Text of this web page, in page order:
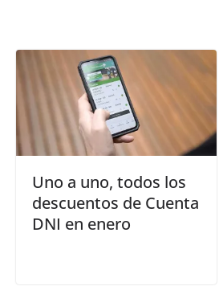
Uno a uno, todos los
descuentos de Cuenta
DNI en enero